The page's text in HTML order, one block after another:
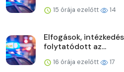
15 órája ezelőtt 14
Elfogások,
folytatódott az...
16 órája ezelőtt 17